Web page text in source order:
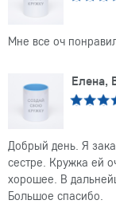
Мне все оч
Елена,
Добрый день. Я
сестре. Кружка ей
хорошее. В
Большое спасибо.